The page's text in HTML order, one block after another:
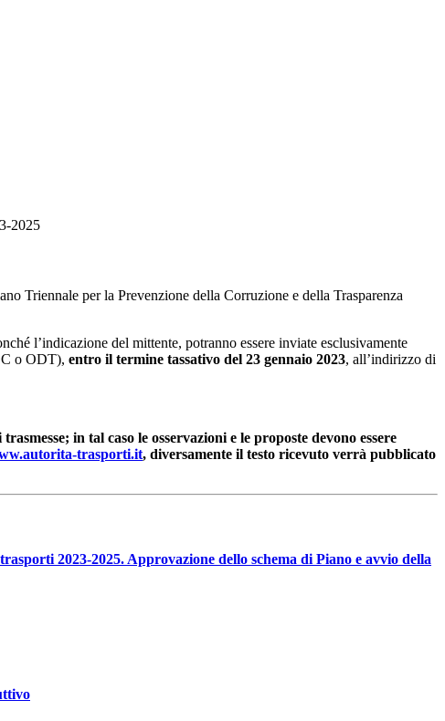
2025
Triennale per la Prevenzione della Corruzione e della Trasparenza
l’indicazione del mittente, potranno essere inviate esclusivamente
o ODT), entro il termine tassativo del 23 gennaio 2023, all’indirizzo di
in tal caso le osservazioni e le proposte devono essere
trasporti.it, diversamente il testo ricevuto verrà pubblicato
2023-2025. Approvazione dello schema di Piano e avvio della